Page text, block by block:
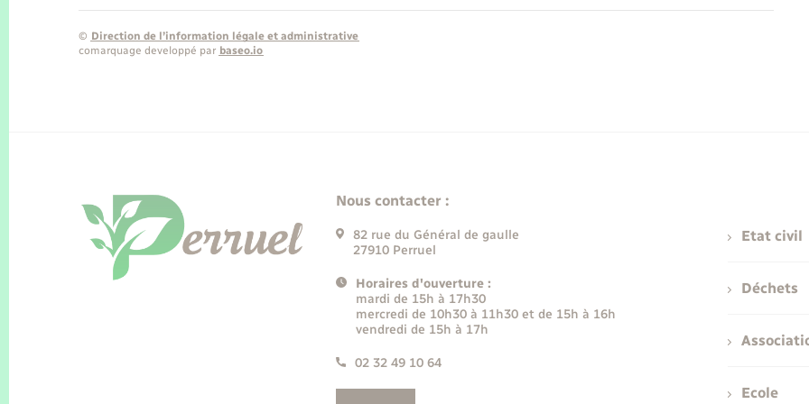
© Direction de l’information légale et administrative
comarquage developpé par baseo.io
Nous contacter :
82 rue du Général de gaulle
27910 Perruel
Horaires d'ouverture :
mardi de 15h à 17h30
mercredi de 10h30 à 11h30 et de 15h à 16h
vendredi de 15h à 17h
02 32 49 10 64
Etat civil
Déchets
Ecole